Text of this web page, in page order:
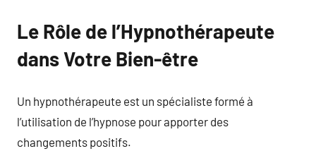
Le Rôle de l’Hypnothérapeute
dans Votre Bien-être
Un hypnothérapeute est un spécialiste formé à
l’utilisation de l’hypnose pour apporter des
changements positifs.